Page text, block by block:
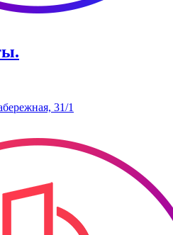
31/1